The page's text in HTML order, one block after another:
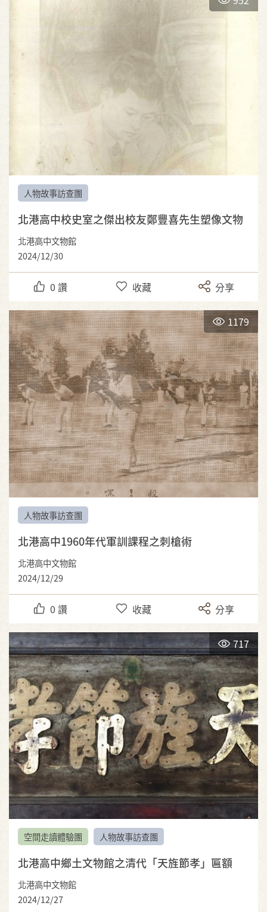
人物故事訪查團
北港高中校史室之傑出校友鄭豐喜先生塑像文物
北港高中文物館
2024/12/30
0 讚 收藏 分享
1179
人物故事訪查團
北港高中1960年代軍訓課程之刺槍術
北港高中文物館
2024/12/29
0 讚 收藏 分享
717
空間走讀體驗團 人物故事訪查團
北港高中鄉土文物館之清代「天旌節孝」匾額
北港高中文物館
2024/12/27